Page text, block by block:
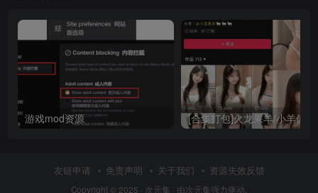
游戏mod资源
友链申请 免责声明 关于我们 资源失效反馈
Copyright © 2025 · 次元集 · 由次元集强力驱动.